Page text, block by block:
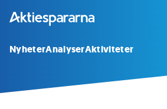
NyheterAnalyserAktiviteter